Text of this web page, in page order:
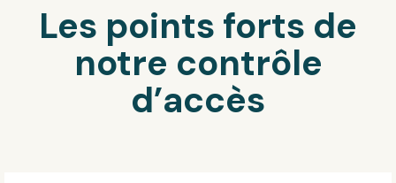
Les points forts de
notre contrôle
d’accès